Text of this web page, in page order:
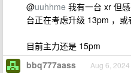
@uuhhme 我有一台 xr 但
台正在考虑升级 13pm ，或
目前主力还是 15pm
bbq777aass Aug 6, 2024